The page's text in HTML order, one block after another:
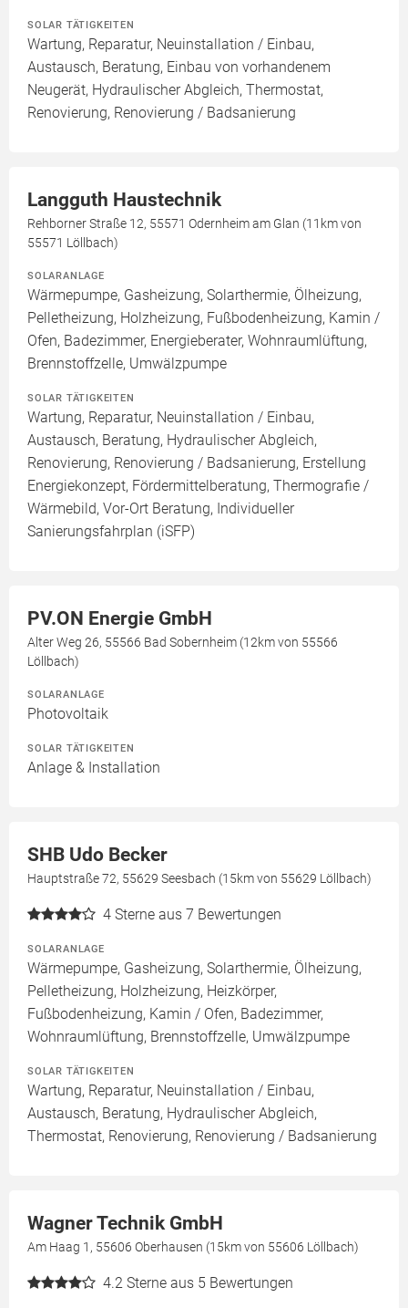
SOLAR TÄTIGKEITEN
Wartung, Reparatur, Neuinstallation / Einbau,
Austausch, Beratung, Einbau von vorhandenem
Neugerät, Hydraulischer Abgleich, Thermostat,
Renovierung, Renovierung / Badsanierung
Langguth Haustechnik
Rehborner Straße 12, 55571 Odernheim am Glan (11km von
55571 Löllbach)
SOLARANLAGE
Wärmepumpe, Gasheizung, Solarthermie, Ölheizung,
Pelletheizung, Holzheizung, Fußbodenheizung, Kamin /
Ofen, Badezimmer, Energieberater, Wohnraumlüftung,
Brennstoffzelle, Umwälzpumpe
SOLAR TÄTIGKEITEN
Wartung, Reparatur, Neuinstallation / Einbau,
Austausch, Beratung, Hydraulischer Abgleich,
Renovierung, Renovierung / Badsanierung, Erstellung
Energiekonzept, Fördermittelberatung, Thermografie /
Wärmebild, Vor-Ort Beratung, Individueller
Sanierungsfahrplan (iSFP)
PV.ON Energie GmbH
Alter Weg 26, 55566 Bad Sobernheim (12km von 55566
Löllbach)
SOLARANLAGE
Photovoltaik
SOLAR TÄTIGKEITEN
Anlage & Installation
SHB Udo Becker
Hauptstraße 72, 55629 Seesbach (15km von 55629 Löllbach)
4 Sterne aus 7 Bewertungen
SOLARANLAGE
Wärmepumpe, Gasheizung, Solarthermie, Ölheizung,
Pelletheizung, Holzheizung, Heizkörper,
Fußbodenheizung, Kamin / Ofen, Badezimmer,
Wohnraumlüftung, Brennstoffzelle, Umwälzpumpe
SOLAR TÄTIGKEITEN
Wartung, Reparatur, Neuinstallation / Einbau,
Austausch, Beratung, Hydraulischer Abgleich,
Thermostat, Renovierung, Renovierung / Badsanierung
Wagner Technik GmbH
Am Haag 1, 55606 Oberhausen (15km von 55606 Löllbach)
4.2 Sterne aus 5 Bewertungen